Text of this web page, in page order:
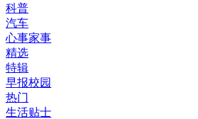
科普
汽车
心事家事
精选
特辑
早报校园
热门
生活贴士